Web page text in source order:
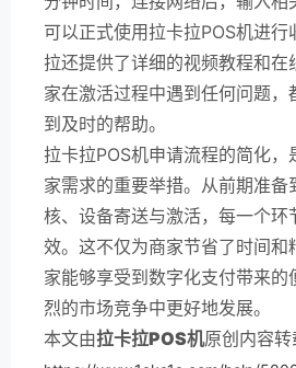
可以正式使用拉卡拉POS机进
拉还提供了详细的视频教程和在
家在激活过程中遇到任何问题，
到及时的帮助。
拉卡拉POS机申请流程的简化，
家需求的重要举措。从前期准备
核、设备寄送与激活，每一个环
效。这不仅为商家节省了时间和
家能够享受到数字化支付带来的
烈的市场竞争中更好地发展。
本文由拉卡拉POS机原创内容